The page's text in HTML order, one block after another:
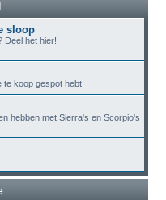
sloop
Deel het hier!
te koop gespot hebt
hebben met Sierra's en Scorpio's